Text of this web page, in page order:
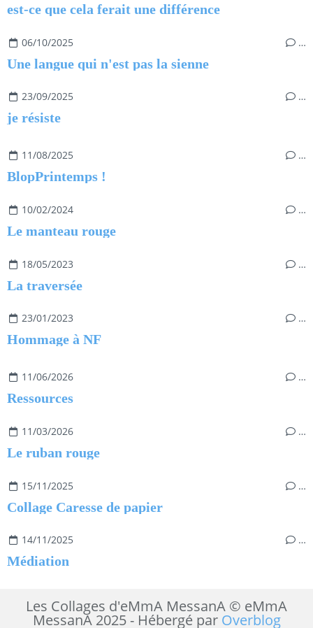
est-ce que cela ferait une différence
06/10/2025 …
Une langue qui n'est pas la sienne
23/09/2025 …
je résiste
11/08/2025 …
BlopPrintemps !
10/02/2024 …
Le manteau rouge
18/05/2023 …
La traversée
23/01/2023 …
Hommage à NF
11/06/2026 …
Ressources
11/03/2026 …
Le ruban rouge
15/11/2025 …
Collage Caresse de papier
14/11/2025 …
Médiation
Les Collages d'eMmA MessanA © eMmA
MessanA 2025 - Hébergé par Overblog